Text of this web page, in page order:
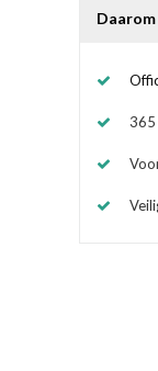
365